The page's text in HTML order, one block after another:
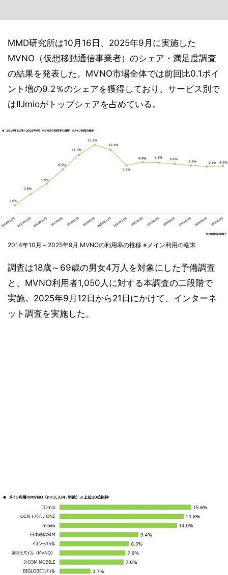
MMD研究所は10月16日、2025年9月に実施した
MVNO（仮想移動通信事業者）のシェア・満足度調査
の結果を発表した。MVNO市場全体では前回比0.1ポイ
ント増の9.2％のシェアを獲得しており、サービス別で
はIIJmioがトップシェアを占めている。
2014年10月～2025年9月 MVNOの利用率の推移 ※メイン利用の端末
調査は18歳～69歳の男女4万人を対象にした予備調査
と、MVNO利用者1,050人に対する本調査の二段階で
実施。2025年9月12日から21日にかけて、インターネ
ット調査を実施した。